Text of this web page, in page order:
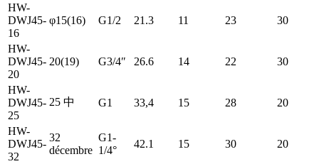
HW-
DWJ45-
16
φ15(16) G1/2 21.3 11 23 30
HW-
DWJ45-
20
20(19) G3/4″ 26.6 14 22 30
HW-
DWJ45-
25
25 中 G1 33,4 15 28 20
HW-
DWJ45-
32
32
décembre
G1-
1/4°
42.1 15 30 20